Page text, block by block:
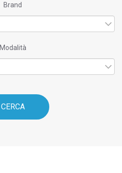
Brand
Modalità